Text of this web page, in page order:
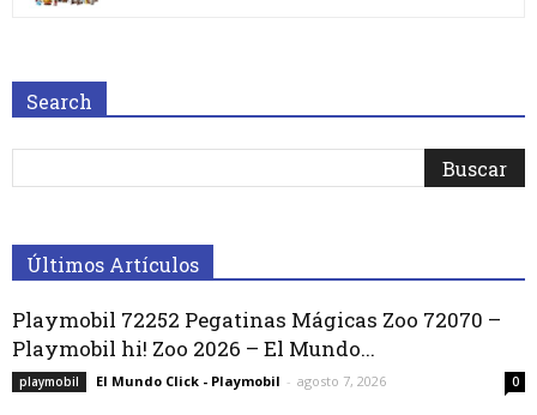
Search
Últimos Artículos
Playmobil 72252 Pegatinas Mágicas Zoo 72070 –
Playmobil hi! Zoo 2026 – El Mundo...
playmobil El Mundo Click - Playmobil - agosto 7, 2026 0